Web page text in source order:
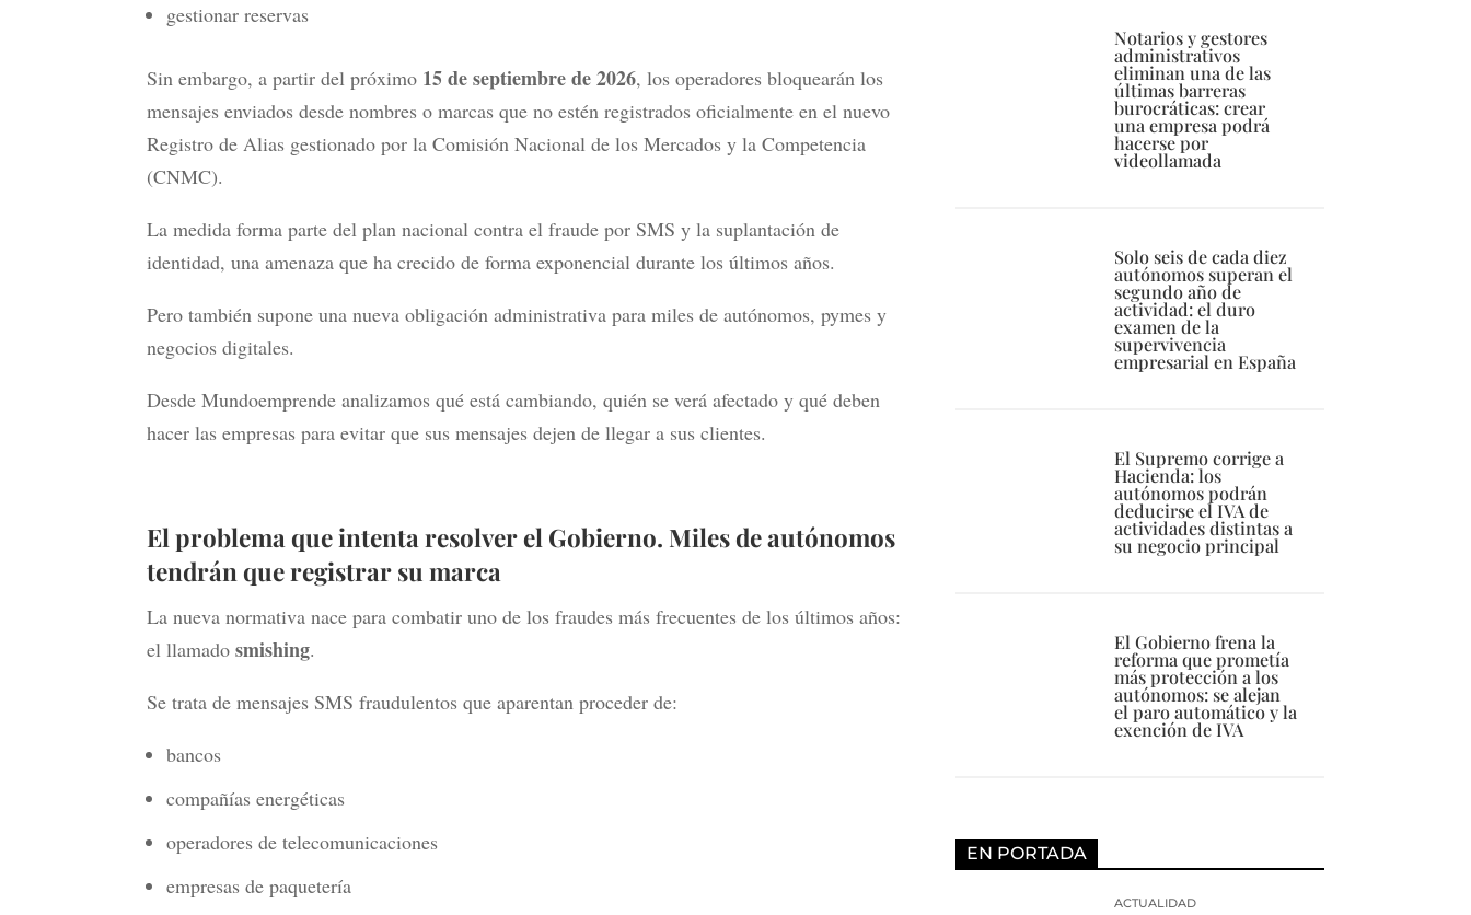
gestionar reservas
Sin embargo, a partir del próximo 15 de septiembre de 2026, los operadores bloquearán los
mensajes enviados desde nombres o marcas que no estén registrados oficialmente en el nuevo
Registro de Alias gestionado por la Comisión Nacional de los Mercados y la Competencia
(CNMC).
La medida forma parte del plan nacional contra el fraude por SMS y la suplantación de
identidad, una amenaza que ha crecido de forma exponencial durante los últimos años.
Pero también supone una nueva obligación administrativa para miles de autónomos, pymes y
negocios digitales.
Desde Mundoemprende analizamos qué está cambiando, quién se verá afectado y qué deben
hacer las empresas para evitar que sus mensajes dejen de llegar a sus clientes.
El problema que intenta resolver el Gobierno. Miles de autónomos
tendrán que registrar su marca
La nueva normativa nace para combatir uno de los fraudes más frecuentes de los últimos años:
el llamadosmishing.
Se trata de mensajes SMS fraudulentos que aparentan proceder de:
bancos
compañías energéticas
operadores de telecomunicaciones
empresas de paquetería
Notarios y gestores
administrativos
eliminan una de las
últimas barreras
burocráticas: crear
una empresa podrá
hacerse por
videollamada
Solo seis de cada diez
autónomos superan el
segundo año de
actividad: el duro
examen de la
supervivencia
empresarial en España
El Supremo corrige a
Hacienda: los
autónomos podrán
deducirse el IVA de
actividades distintas a
su negocio principal
El Gobierno frena la
reforma que prometía
más protección a los
autónomos: se alejan
el paro automático y la
exención de IVA
EN PORTADA
ACTUALIDAD